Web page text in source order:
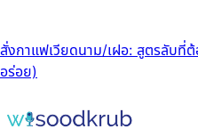
สั่งกาแฟเวียดนาม/เฝอ: สูตรลับที่
อร่อย)